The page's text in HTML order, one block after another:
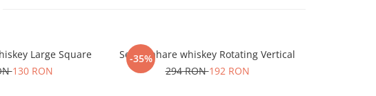
Large Square
130 RON
-35%
Set 6 Pahare whiskey Rotating Vertical
294 RON192 RON